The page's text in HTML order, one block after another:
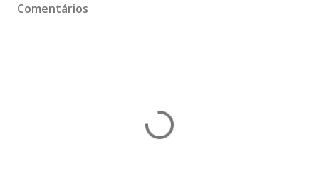
Comentários